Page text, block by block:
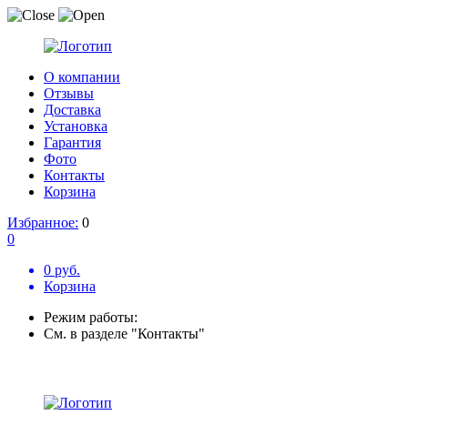
О компании
Отзывы
Доставка
Установка
Гарантия
Фото
Контакты
Корзина
Избранное: 0
0
0 руб.
Корзина
Режим работы:
См. в разделе "Контакты"